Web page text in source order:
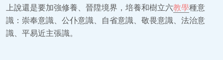
上說還是要加強修養、晉陞境界，培養和樹立六教學種意
識：崇奉意識、公仆意識、自省意識、敬畏意識、法治意
識、平易近主張識。